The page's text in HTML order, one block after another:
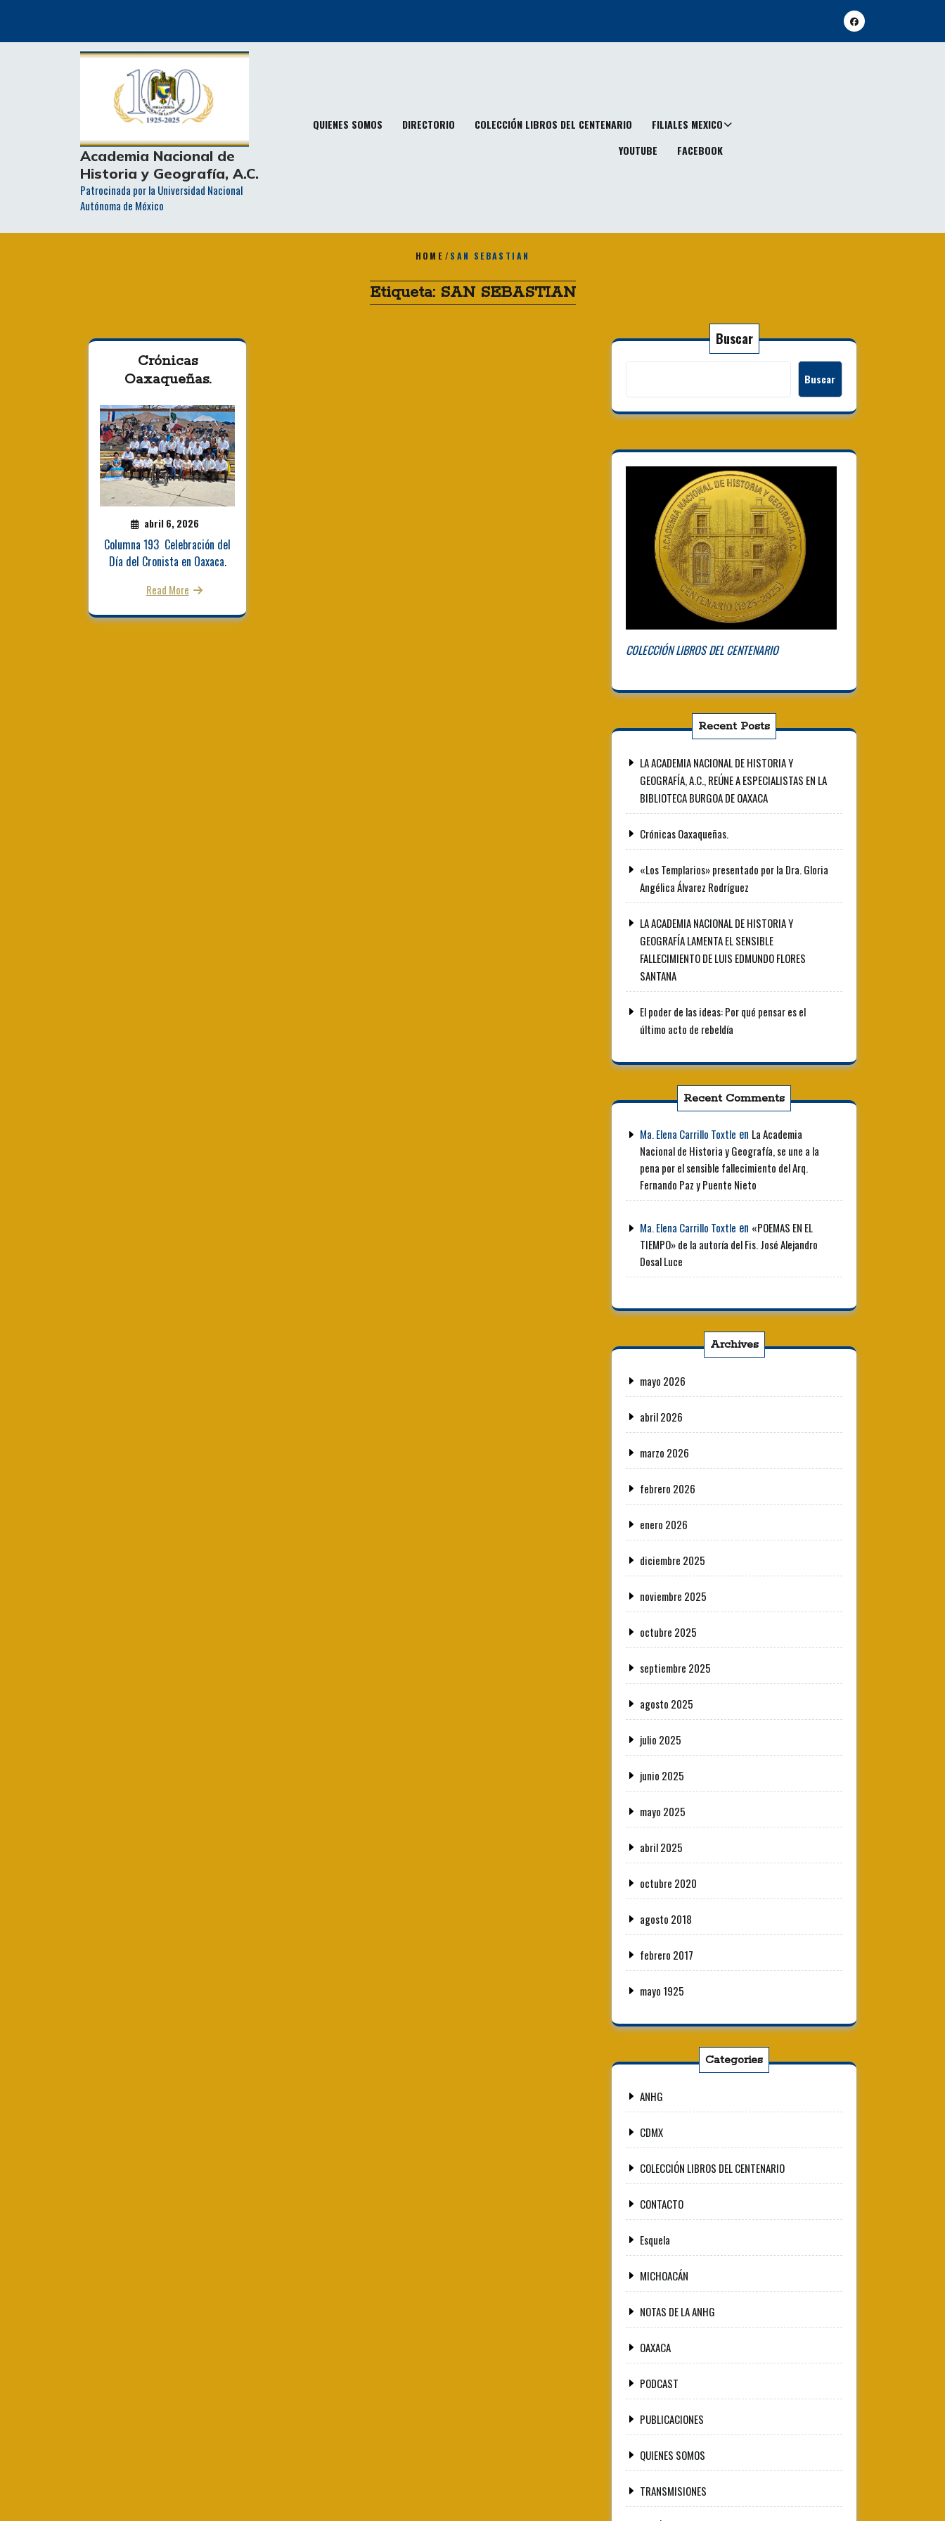
content
Academia Nacional de
Historia y Geografía, A.C.
Patrocinada por la Universidad Nacional
Autónoma de México
QUIENES SOMOS DIRECTORIO COLECCIÓN LIBROS DEL CENTENARIO
FILIALES MEXICO
YOUTUBE
FACEBOOK
HOME / SAN SEBASTIAN
Etiqueta: SAN SEBASTIAN
Crónicas
Oaxaqueñas.
abril 6, 2026
Columna 193 Celebración del
Día del Cronista en Oaxaca.
Read More
Buscar
Buscar
COLECCIÓN LIBROS DEL CENTENARIO
Recent Posts
LA ACADEMIA NACIONAL DE HISTORIA Y
GEOGRAFÍA, A.C., REÚNE A ESPECIALISTAS EN LA
BIBLIOTECA BURGOA DE OAXACA
Crónicas Oaxaqueñas.
«Los Templarios» presentado por la Dra. Gloria
Angélica Álvarez Rodríguez
LA ACADEMIA NACIONAL DE HISTORIA Y
GEOGRAFÍA LAMENTA EL SENSIBLE
FALLECIMIENTO DE LUIS EDMUNDO FLORES
SANTANA
El poder de las ideas: Por qué pensar es el
último acto de rebeldía
Recent Comments
Ma. Elena Carrillo Toxtle en La Academia
Nacional de Historia y Geografía, se une a la
pena por el sensible fallecimiento del Arq.
Fernando Paz y Puente Nieto
Ma. Elena Carrillo Toxtle en «POEMAS EN EL
TIEMPO» de la autoría del Fis. José Alejandro
Dosal Luce
Archives
mayo 2026
abril 2026
marzo 2026
febrero 2026
enero 2026
diciembre 2025
noviembre 2025
octubre 2025
septiembre 2025
agosto 2025
julio 2025
junio 2025
mayo 2025
abril 2025
octubre 2020
agosto 2018
febrero 2017
mayo 1925
Categories
ANHG
CDMX
COLECCIÓN LIBROS DEL CENTENARIO
CONTACTO
Esquela
MICHOACÁN
NOTAS DE LA ANHG
OAXACA
PODCAST
PUBLICACIONES
QUIENES SOMOS
TRANSMISIONES